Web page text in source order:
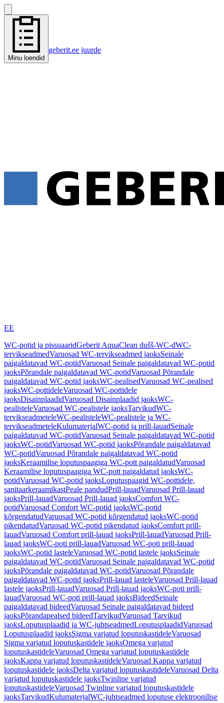
Minu loendid
geberit.ee juurde
EE
WC-potid ja pissuaaridGeberit AquaClean dušš-WC-dWC-
tervikseadmedVaruosad WC-tervikseadmed jaoksSeinale
paigaldatavad WC-potidVaruosad Seinale paigaldatavad WC-potid
jaoksPõrandale paigaldatavad WC-potidVaruosad Põrandale
paigaldatavad WC-potid jaoksWC-pealisedVaruosad WC-pealised
jaoksWC-pottideleVaruosad WC-pottidele
jaoksDisainplaadidVaruosad Disainplaadid jaoksWC-
pealisteleVaruosad WC-pealistele jaoksTarvikudWC-
tervikseadmeteleWC-pealisteleWC-pealistele ja WC-
tervikseadmeteleKulumaterjalWC-potid ja prill-lauadSeinale
paigaldatavad WC-potidVaruosad Seinale paigaldatavad WC-potid
jaoksWC-potidVaruosad WC-potid jaoksPõrandale paigaldatavad
WC-potidVaruosad Põrandale paigaldatavad WC-potid
jaoksKeraamilise loputuspaagiga WC-pott paigaldatudVaruosad
Keraamilise loputuspaagiga WC-pott paigaldatud jaoksWC-
potidVaruosad WC-potid jaoksLoputuspaagid WC-pottidele,
sanitaarkeraamikastPeale pandudPrill-lauadVaruosad Prill-lauad
jaoksPrill-lauadVaruosad Prill-lauad jaoksComfort WC-
potidVaruosad Comfort WC-potid jaoksWC-potid
kõrgendatudVaruosad WC-potid kõrgendatud jaoksWC-potid
pikendatudVaruosad WC-potid pikendatud jaoksComfort prill-
lauadVaruosad Comfort prill-lauad jaoksPrill-lauadVaruosad Prill-
lauad jaoksWC-poti prill-lauadVaruosad WC-poti prill-lauad
jaoksWC-potid lasteleVaruosad WC-potid lastele jaoksSeinale
paigaldatavad WC-potidVaruosad Seinale paigaldatavad WC-potid
jaoksPõrandale paigaldatavad WC-potidVaruosad Põrandale
paigaldatavad WC-potid jaoksPrill-lauad lasteleVaruosad Prill-lauad
lastele jaoksPrill-lauadVaruosad Prill-lauad jaoksWC-poti prill-
lauadVaruosad WC-poti prill-lauad jaoksBideedSeinale
paigaldatavad bideedVaruosad Seinale paigaldatavad bideed
jaoksPõrandapealsed bideedTarvikudVaruosad Tarvikud
jaoksLoputusplaadid ja WC-juhtseadmedLoputusplaadidVaruosad
Loputusplaadid jaoksSigma varjatud loputuskastideleVaruosad
Sigma varjatud loputuskastidele jaoksOmega varjatud
loputuskastideleVaruosad Omega varjatud loputuskastidele
jaoksKappa varjatud loputuskastideleVaruosad Kappa varjatud
loputuskastidele jaoksDelta varjatud loputuskastideleVaruosad Delta
varjatud loputuskastidele jaoksTwinline varjatud
loputuskastideleVaruosad Twinline varjatud loputuskastidele
jaoksTarvikudKulumaterjalWC-juhtseadmed loputuse elektroonilise